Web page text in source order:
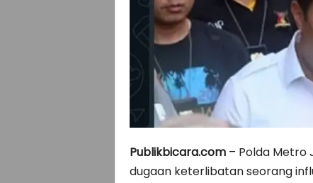
Publikbicara.com– Polda Metro
dugaan keterlibatan seorang